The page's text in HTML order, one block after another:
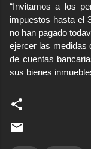
“Invitamos a los
impuestos hasta el
no han pagado
ejercer las medidas
de cuentas
sus bienes